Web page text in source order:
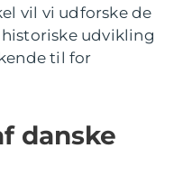
vil vi udforske de
udvikling
til for
danske